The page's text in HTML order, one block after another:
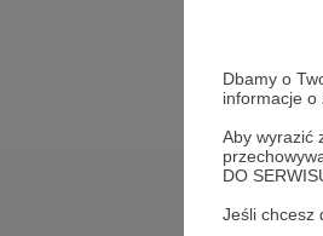
Dbamy o
informacje o
Aby wyrazić
DO
Jeśli chcesz